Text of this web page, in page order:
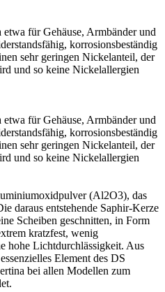
für Gehäuse, Armbänder und
korrosionsbeständig
sehr geringen Nickelanteil, der
und so keine Nickelallergien
für Gehäuse, Armbänder und
korrosionsbeständig
sehr geringen Nickelanteil, der
und so keine Nickelallergien
(Al2O3), das
daraus entstehende Saphir-Kerze
Scheiben geschnitten, in Form
kratzfest, wenig
hohe Lichtdurchlässigkeit. Aus
Element des DS
bei allen Modellen zum